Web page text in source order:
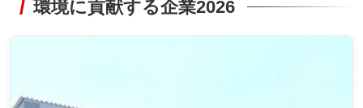
環境に貢献する企業2026